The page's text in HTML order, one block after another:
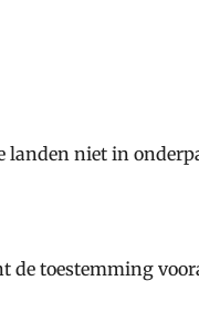
landen niet in
de toestemming